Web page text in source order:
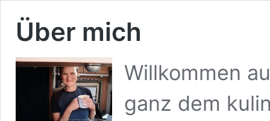
Über mich
Willkommen
ganz dem